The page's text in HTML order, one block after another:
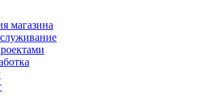
магазина